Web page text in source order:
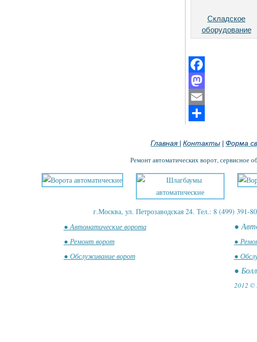
Складское
оборудование
Facebook
Mastodon
Email
Главная Контакты Форма
Ремонт автоматических ворот, сервисное
г.Москва, ул. Петрозаводская 24. Тел.: 8 (499)
● Автоматические ворота
●
● Ремонт ворот ●
● Обслуживание ворот
●
●
2012 ©